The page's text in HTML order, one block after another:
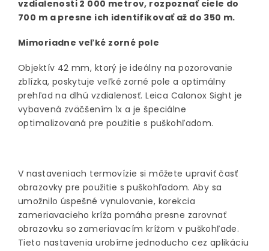
vzdialenosti 2 000 metrov, rozpoznať ciele do
700 m a presne ich identifikovať až do 350 m.
Mimoriadne veľké zorné pole
Objektív 42 mm, ktorý je ideálny na pozorovanie
zblízka, poskytuje veľké zorné pole a optimálny
prehľad na dlhú vzdialenosť. Leica Calonox Sight je
vybavená zväčšením 1x a je špeciálne
optimalizovaná pre použitie s puškohľadom.
V nastaveniach termovízie si môžete upraviť časť
obrazovky pre použitie s puškohľadom. Aby sa
umožnilo úspešné vynulovanie, korekcia
zameriavacieho kríža pomáha presne zarovnať
obrazovku so zameriavacím krížom v puškohľade.
Tieto nastavenia urobíme jednoducho cez aplikáciu